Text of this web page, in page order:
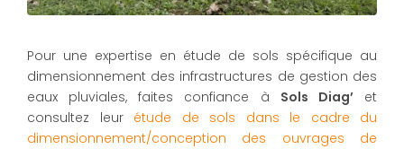
Pour une expertise en étude de sols spécifique au
dimensionnement des infrastructures de gestion des
eaux pluviales, faites confiance à Sols Diag’et
consultez leur étude de sols dans le cadre du
dimensionnement/conception des ouvrages de